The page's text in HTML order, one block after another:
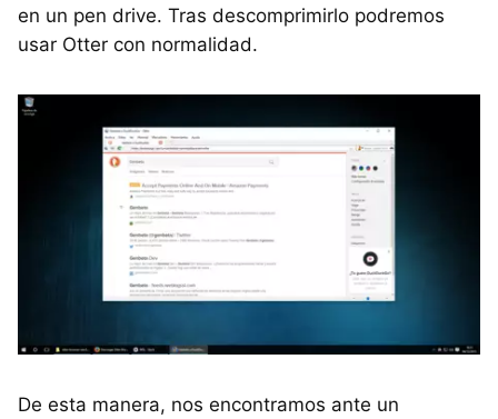
en un pen drive. Tras descomprimirlo podremos
usar Otter con normalidad.
De esta manera, nos encontramos ante un